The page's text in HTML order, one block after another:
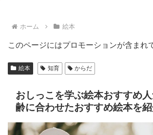
ホーム 絵本
このページにはプロモーションが含まれ
絵本 知育 からだ
おしっこを学ぶ絵本おすすめ
齢に合わせたおすすめ絵本を